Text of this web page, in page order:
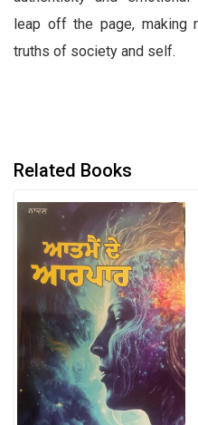
leap off the page, making
truths of society and self.
Related Books